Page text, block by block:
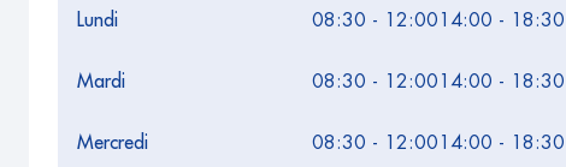
Lundi 08:30 - 12:00 14:00 - 18:30
Mardi 08:30 - 12:00 14:00 - 18:30
Mercredi 08:30 - 12:00 14:00 - 18:30